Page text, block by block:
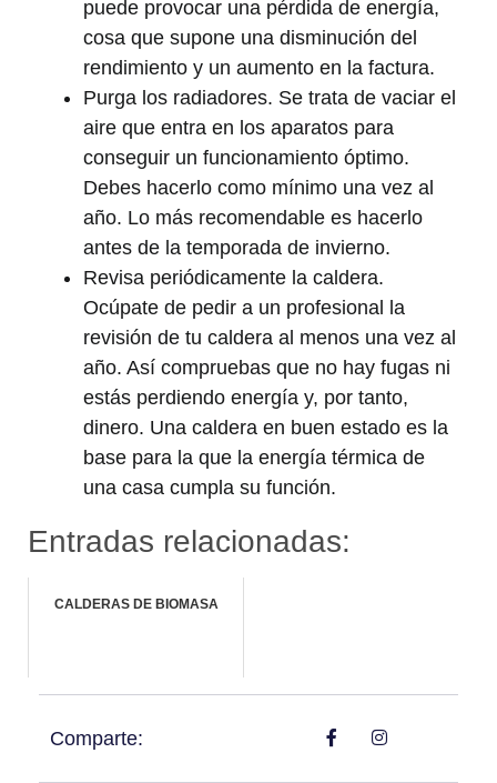
puede provocar una pérdida de energía,
cosa que supone una disminución del
rendimiento y un aumento en la factura.
Purga los radiadores. Se trata de vaciar el
aire que entra en los aparatos para
conseguir un funcionamiento óptimo.
Debes hacerlo como mínimo una vez al
año. Lo más recomendable es hacerlo
antes de la temporada de invierno.
Revisa periódicamente la caldera.
Ocúpate de pedir a un profesional la
revisión de tu caldera al menos una vez al
año. Así compruebas que no hay fugas ni
estás perdiendo energía y, por tanto,
dinero. Una caldera en buen estado es la
base para la que la energía térmica de
una casa cumpla su función.
Entradas relacionadas:
CALDERAS DE BIOMASA
Comparte: